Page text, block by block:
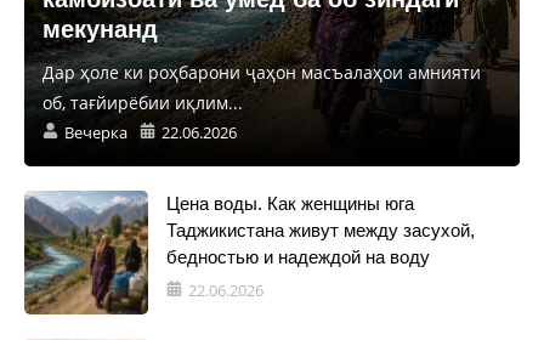
мекунанд
Дар ҳоле ки роҳбарони ҷаҳон масъалаҳои амнияти
об, тағйирёбии иқлим...
Вечерка 22.06.2026
Цена воды. Как женщины юга
Таджикистана живут между засухой,
бедностью и надеждой на воду
22.06.2026